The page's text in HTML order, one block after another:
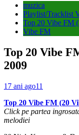
muzica
Playlist/Tracklist
Top 20 Vibe FM
Vibe FM
Top 20 Vibe
2009
17 ani ago11
Top 20 Vibe FM (20
Click pe partea
melodiei